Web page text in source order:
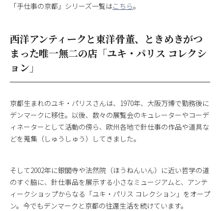
「手仕事の京都」シリーズ一覧はこちら。
西洋アンティークと東洋骨董、ときめきがつ
まった唯一無二の店「ユキ・パリス コレクシ
ョン」
京都生まれのユキ・パリスさんは、1970年、大阪万博で勤務後に
デンマークに移住。以後、数々の展覧会のキュレーターやコーデ
ィネーターとして活動の傍ら、欧州各地で針仕事の作品や道具な
どを蒐集（しゅうしゅう）してきました。
そして2002年に銀閣寺や法然院（ほうねんいん）に近い哲学の道
のすぐ脇に、針仕事品を展示する小さなミュージアムと、アンテ
ィークショップからなる「ユキ・パリス コレクション」をオープ
ン。今でもデンマークと京都の往還生活を続けています。